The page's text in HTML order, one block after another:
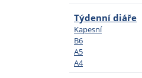
Týdenní diáře
Kapesní
B6
A5
A4